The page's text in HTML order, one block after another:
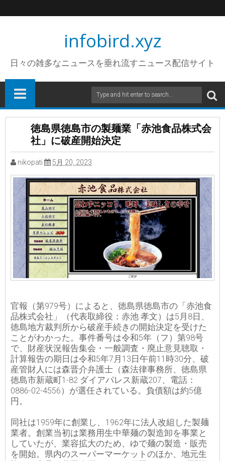
infobird.xyz
日々の雑多なニュースを垂れ流すニュース配信サイト
徳島県徳島市の製麺業「赤池食品株式会
社」に破産開始決定
nikopati 5月 20, 2023
官報（第979号）によると、徳島県徳島市の「赤池食
品株式会社」（代表取締役：赤池 孝文）は5月8日、
徳島地方裁判所から破産手続きの開始決定を受けた
ことがわかった。事件番号は令和5年（フ）第98号
で、財産状況報告集会・一般調査・廃止意見聴取・
計算報告の期日は令和5年7月13日午前11時30分、破
産管財人には森晋介弁護士（森法律事務所、徳島県
徳島市新蔵町1-82 ダイアパレス新蔵207、電話：
0886-02-4556）が選任されている。負債額は約5億
円。
同社は1959年に創業し、1962年に法人改組した製麺
業者。創業当初は業務用生中華麺の製造卸を事業と
していたが、業容拡大のため、ゆで麺の製造・販売
を開始。県内のスーパーマーケットのほか、地元生